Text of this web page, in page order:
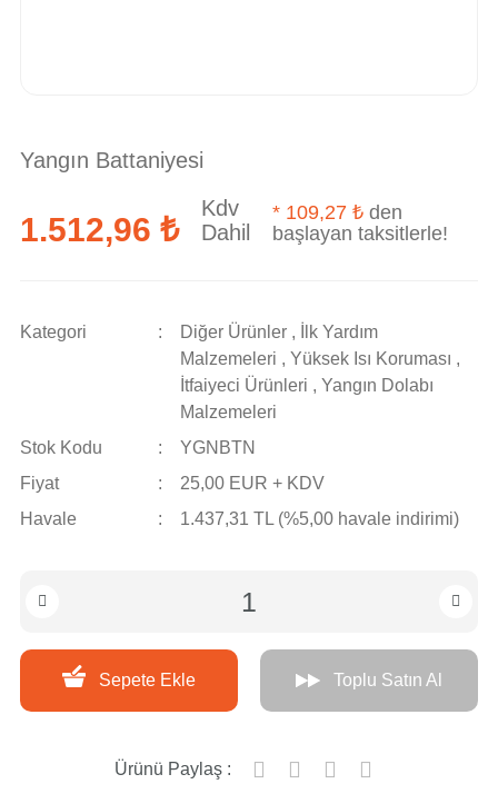
Yangın Battaniyesi
1.512,96 ₺
Kdv
Dahil
* 109,27 ₺ den
başlayan taksitlerle!
Kategori Diğer Ürünler ,
İlk Yardım
Malzemeleri , Yüksek Isı Koruması ,
İtfaiyeci Ürünleri , Yangın Dolabı
Malzemeleri
Stok Kodu
YGNBTN
Fiyat
25,00 EUR + KDV
Havale
1.437,31 TL (%5,00 havale indirimi)
Sepete Ekle Toplu Satın Al
Ürünü Paylaş :